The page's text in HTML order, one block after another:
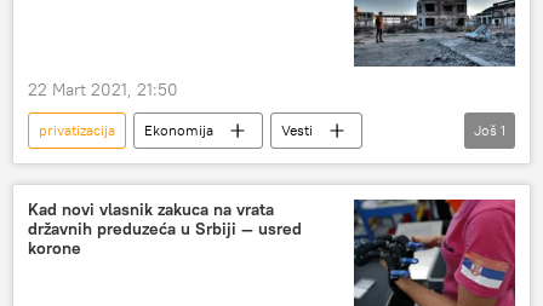
22 Mart 2021, 21:50
privatizacija Ekonomija
Vesti
Srbija
Još 1
Kad novi vlasnik zakuca na vrata
državnih preduzeća u Srbiji — usred
korone